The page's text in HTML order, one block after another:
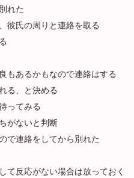
れた
彼氏の周りと連絡を取る
もあるかもなので連絡はする
る、と決める
ってみる
がないと判断
で連絡をしてから別れた
て反応がない場合は放っておく